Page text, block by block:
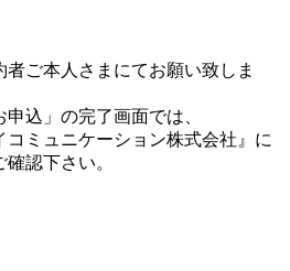
者ご本人さまにてお願い致しま
申込」の完了画面では、
コミュニケーション株式会社』 に
認下さい。